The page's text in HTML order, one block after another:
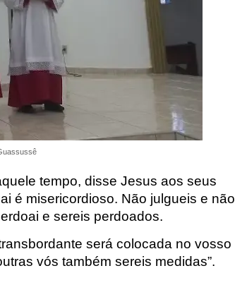
tempo, disse Jesus aos seus
é misericordioso. Não julgueis e não
e sereis perdoados.
será colocada no vosso
vós também sereis medidas”.